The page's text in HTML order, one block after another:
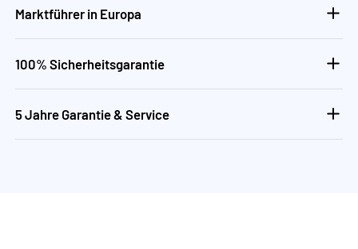
Marktführer in Europa
100% Sicherheitsgarantie
5 Jahre Garantie & Service